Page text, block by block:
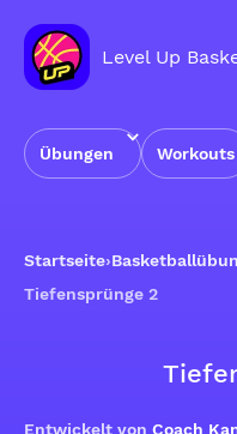
Level Up
Übungen Workouts
Startseite›
Tiefensprünge 2
Entwickelt von Coach